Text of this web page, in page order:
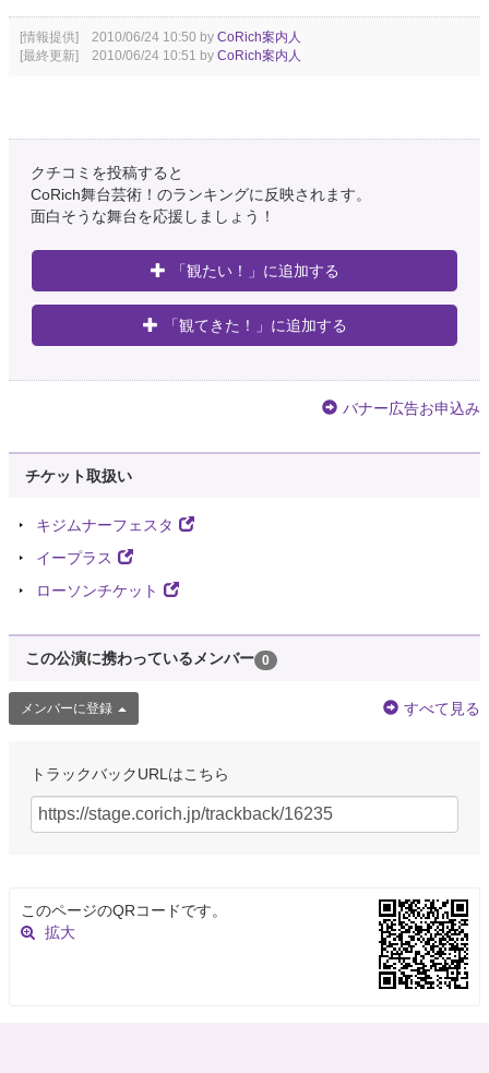
[情報提供] 2010/06/24 10:50 by CoRich案内人
[最終更新] 2010/06/24 10:51 by CoRich案内人
クチコミを投稿すると
CoRich舞台芸術！のランキングに反映されます。
面白そうな舞台を応援しましょう！
「観たい！」に追加する
「観てきた！」に追加する
バナー広告お申込み
チケット取扱い
キジムナーフェスタ
イープラス
ローソンチケット
この公演に携わっているメンバー 0
メンバーに登録 すべて見る
トラックバックURLはこちら
このページのQRコードです。
拡大